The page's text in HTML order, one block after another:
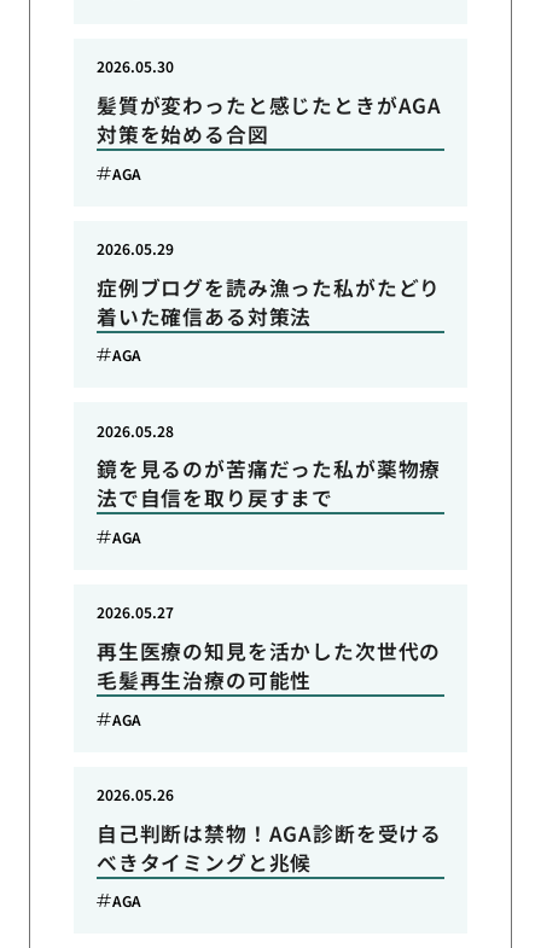
髪質が変わったと感じたときがAGA
対策を始める合図
2026.05.30
AGA
症例ブログを読み漁った私がたどり
着いた確信ある対策法
2026.05.29
AGA
鏡を見るのが苦痛だった私が薬物療
法で自信を取り戻すまで
2026.05.28
AGA
再生医療の知見を活かした次世代の
毛髪再生治療の可能性
2026.05.27
AGA
自己判断は禁物！AGA診断を受ける
べきタイミングと兆候
2026.05.26
AGA